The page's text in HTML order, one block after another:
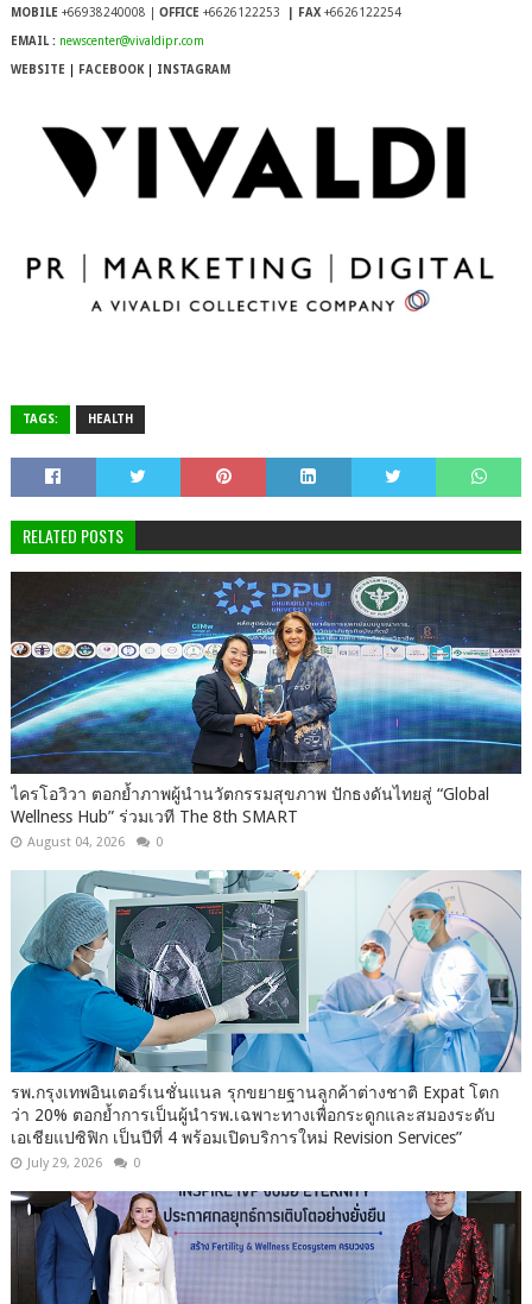
MOBILE +66938240008 | OFFICE +6626122253 | FAX +6626122254
EMAIL : newscenter@vivaldipr.com
WEBSITE FACEBOOK INSTAGRAM
TAGS: HEALTH
RELATED POSTS
ไครโอวิวา ตอกย้ำภาพผู้นำนวัตกรรมสุขภาพ ปักธงดันไทยสู่ “Global
Wellness Hub” ร่วมเวที The 8th SMART
August 04, 2026 0
รพ.กรุงเทพอินเตอร์เนชั่นแนล รุกขยายฐานลูกค้าต่างชาติ Expat โตก
ว่า 20% ตอกย้ำการเป็นผู้นำรพ.เฉพาะทางเพื่อกระดูกและสมองระดับ
เอเชียแปซิฟิก เป็นปีที่ 4 พร้อมเปิดบริการใหม่ Revision Services”
July 29, 2026 0